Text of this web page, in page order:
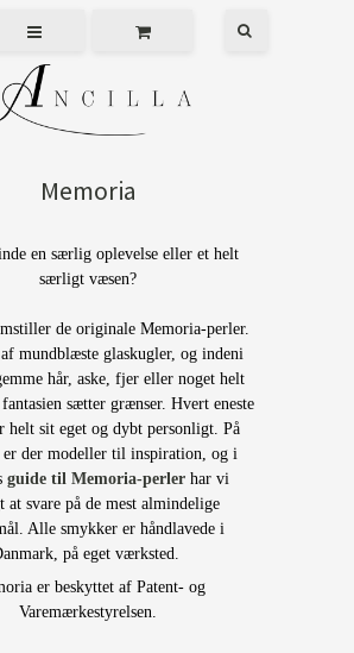
Memoria
en særlig oplevelse eller et helt
særligt væsen?
de originale Memoria-perler.
mundblæste glaskugler, og indeni
hår, aske, fjer eller noget helt
sætter grænser. Hvert eneste
helt sit eget og dybt personligt. På
er der modeller til inspiration, og i
guide til Memoria-perler har vi
at svare på de mest almindelige
Alle smykker er håndlavede i
på eget værksted.
er beskyttet af Patent- og
Varemærkestyrelsen.